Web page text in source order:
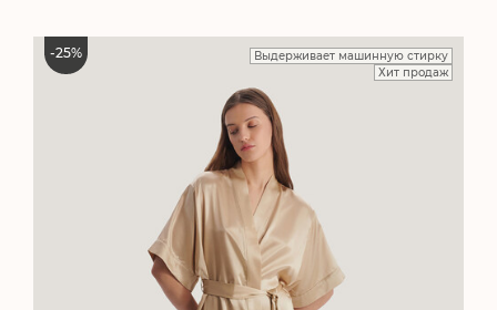
-25%
Выдерживает машинную стирку
Хит продаж